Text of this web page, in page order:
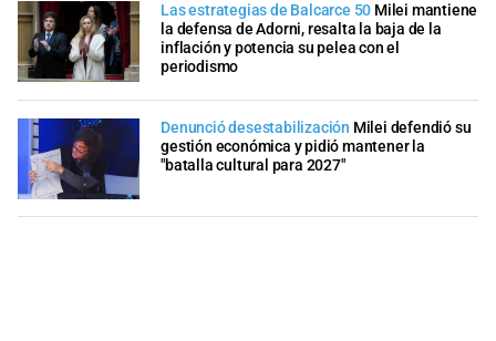
Las estrategias de Balcarce 50 Milei mantiene
la defensa de Adorni, resalta la baja de la
inflación y potencia su pelea con el
periodismo
Denunció desestabilización Milei defendió su
gestión económica y pidió mantener la
"batalla cultural para 2027"